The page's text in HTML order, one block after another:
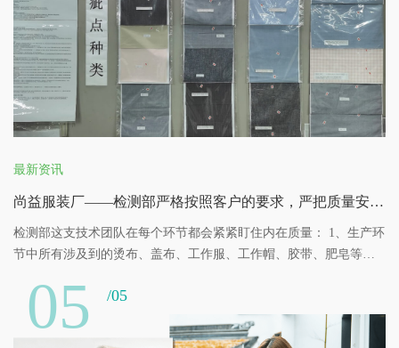
最新资讯
尚益服装厂——检测部严格按照客户的要求，严把质量安全关！
检测部这支技术团队在每个环节都会紧紧盯住内在质量： 1、生产环
节中所有涉及到的烫布、盖布、工作服、工作帽、胶带、肥皂等都
境的安全。 3、我们会对每个产品选择有资质的检测公司对其检测，
例如：重金属含量等项目。层层进行检测，层层严格把关，在这个
源头环节保证产品的安全、可靠，获得客户好评认可。 4、我们检测
05 /05